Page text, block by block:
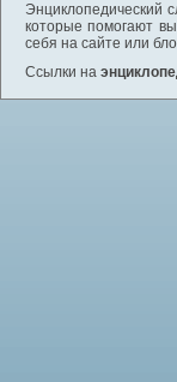
Энциклопедический
которые помогают
себя на сайте или
Ссылки на